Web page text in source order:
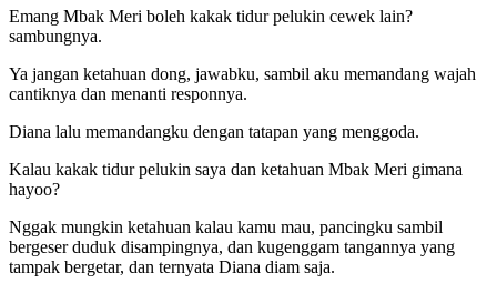
Emang Mbak Meri boleh kakak tidur pelukin cewek lain?
sambungnya.
Ya jangan ketahuan dong, jawabku, sambil aku memandang wajah
cantiknya dan menanti responnya.
Diana lalu memandangku dengan tatapan yang menggoda.
Kalau kakak tidur pelukin saya dan ketahuan Mbak Meri gimana
hayoo?
Nggak mungkin ketahuan kalau kamu mau, pancingku sambil
bergeser duduk disampingnya, dan kugenggam tangannya yang
tampak bergetar, dan ternyata Diana diam saja.